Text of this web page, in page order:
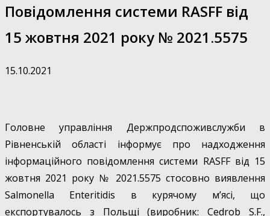
Повідомлення системи RАSFF від
15 жовтня 2021 року № 2021.5575
15.10.2021
Головне управління Держпродспоживслужби в
Рівненській області інформує про надходження
інформаційного повідомлення системи RАSFF від 15
жовтня 2021 року № 2021.5575 стосовно виявлення
Salmonella Enteritidis в курячому м’ясі, що
експортувалось з Польщі (виробник: Cedrob S.F.,